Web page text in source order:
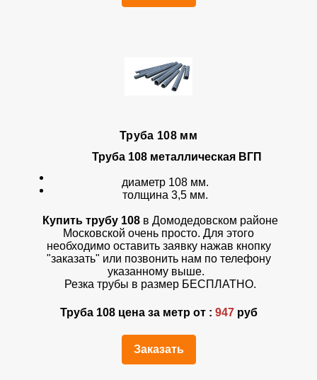
Труба 108 мм
Труба 108 металлическая ВГП
диаметр 108 мм.
толщина 3,5 мм.
Купить трубу 108в Домодедовском районе
Московской очень просто. Для этого
необходимо оставить заявку нажав кнопку
"заказать" или позвонить нам по телефону
указанному выше.
Резка трубы в размер БЕСПЛАТНО.
Труба 108 цена за метр от : 947руб
Заказать